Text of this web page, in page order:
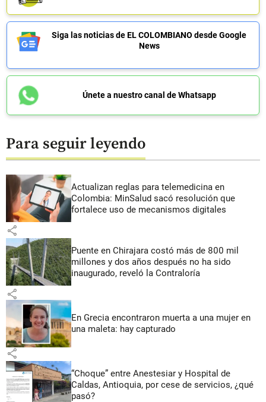
Siga las noticias de EL COLOMBIANO desde Google
News
Únete a nuestro canal de Whatsapp
Para seguir leyendo
Actualizan reglas para telemedicina en
Colombia: MinSalud sacó resolución que
fortalece uso de mecanismos digitales
share
Puente en Chirajara costó más de 800 mil
millones y dos años después no ha sido
inaugurado, reveló la Contraloría
share
En Grecia encontraron muerta a una mujer en
una maleta: hay capturado
share
“Choque” entre Anestesiar y Hospital de
Caldas, Antioquia, por cese de servicios, ¿qué
pasó?